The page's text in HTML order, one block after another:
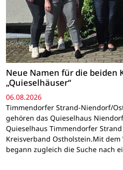
Neue Namen für die beiden
„Quieselhäuser“
06.08.2026
Timmendorfer Strand-Niendorf/
gehören das Quieselhaus
Quieselhaus Timmendorfer
Kreisverband Ostholstein.Mit
begann zugleich die Suche nach